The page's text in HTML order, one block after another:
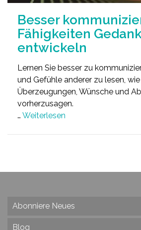
Besser
Fähigkeiten
entwickeln
Lernen Sie besser zu
und Gefühle anderer zu lesen,
Überzeugungen, Wünsche und
vorherzusagen.
… Weiterlesen
Abonniere Neues
Blog